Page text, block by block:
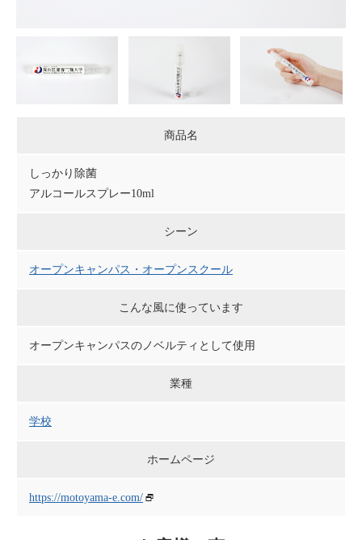
商品名
しっかり除菌
アルコールスプレー10ml
シーン
オープンキャンパス・オープンスクール
こんな風に使っています
オープンキャンパスのノベルティとして使用
業種
学校
ホームページ
https://motoyama-e.com/